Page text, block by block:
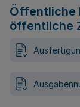
Öffentliche
öffentliche